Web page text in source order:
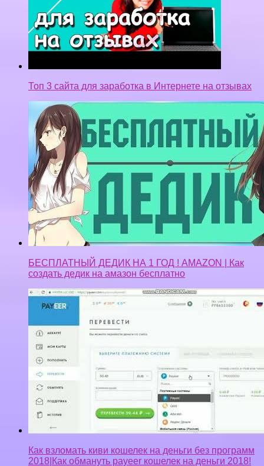
БЕСПЛАТНЫЙ ДЕДИК НА 1 ГОД ! AMAZON | Как
создать дедик на амазон бесплатно
Как взломать киви кошелек на деньги без программ
2018|Как обмануть payeer кошелек на деньги 2018!